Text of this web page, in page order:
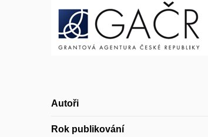
Autoři
Rok publikování